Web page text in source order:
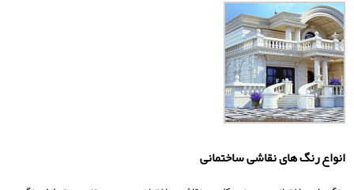
انواع رنگ های نقاشی ساختمانی